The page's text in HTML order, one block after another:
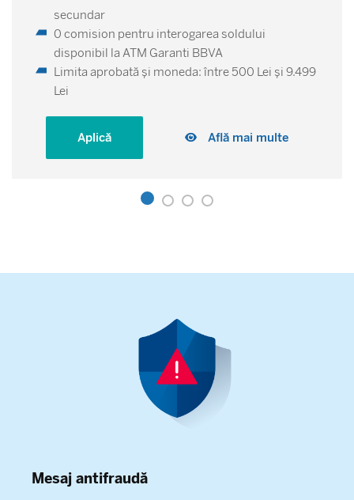
secundar
0 comision pentru interogarea soldului
disponibil la ATM Garanti BBVA
Limita aprobată și moneda: între 500 Lei și 9.499
Lei
Aplică Află mai multe
Mesaj antifraudă